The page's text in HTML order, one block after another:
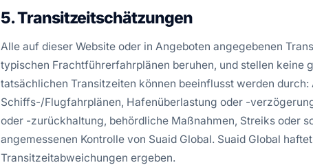
5. Transitzeitschätzungen
Alle auf dieser Website oder in Angeboten angegebenen
typischen Frachtführerfahrplänen beruhen, und stellen keine
tatsächlichen Transitzeiten können beeinflusst werden
Schiffs-/Flugfahrplänen, Hafenüberlastung oder -
oder -zurückhaltung, behördliche Maßnahmen, Streiks oder
angemessenen Kontrolle von Suaid Global. Suaid Global
Transitzeitabweichungen ergeben.